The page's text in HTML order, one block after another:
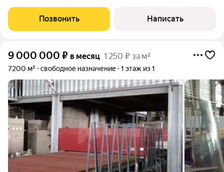
производственного помещения: идеальное решение для
вашего бизнеса! Предлагаем в аренду просторное
Позвонить Написать
9 000 000 ₽ в месяц 1 250 ₽ за м²
7200 м² свободное назначение 1 этаж из 1